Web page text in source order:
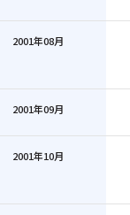
2001年08月
2001年09月
2001年10月